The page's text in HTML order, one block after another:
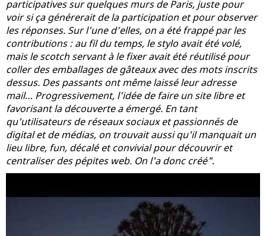
participatives sur quelques murs de Paris, juste pour
voir si ça générerait de la participation et pour observer
les réponses. Sur l’une d’elles, on a été frappé par les
contributions : au fil du temps, le stylo avait été volé,
mais le scotch servant à le fixer avait été réutilisé pour
coller des emballages de gâteaux avec des mots inscrits
dessus. Des passants ont même laissé leur adresse
mail… Progressivement, l’idée de faire un site libre et
favorisant la découverte a émergé. En tant
qu'utilisateurs de réseaux sociaux et passionnés de
digital et de médias, on trouvait aussi qu'il manquait un
lieu libre, fun, décalé et convivial pour découvrir et
centraliser des pépites web. On l'a donc créé".